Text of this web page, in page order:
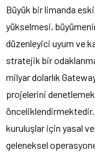
Büyük bir limanda
yükselmesi,
düzenleyici uyum ve
stratejik bir
milyar dolarlık
projelerini
önceliklendirmektedir.
kuruluşlar için yasal
geleneksel